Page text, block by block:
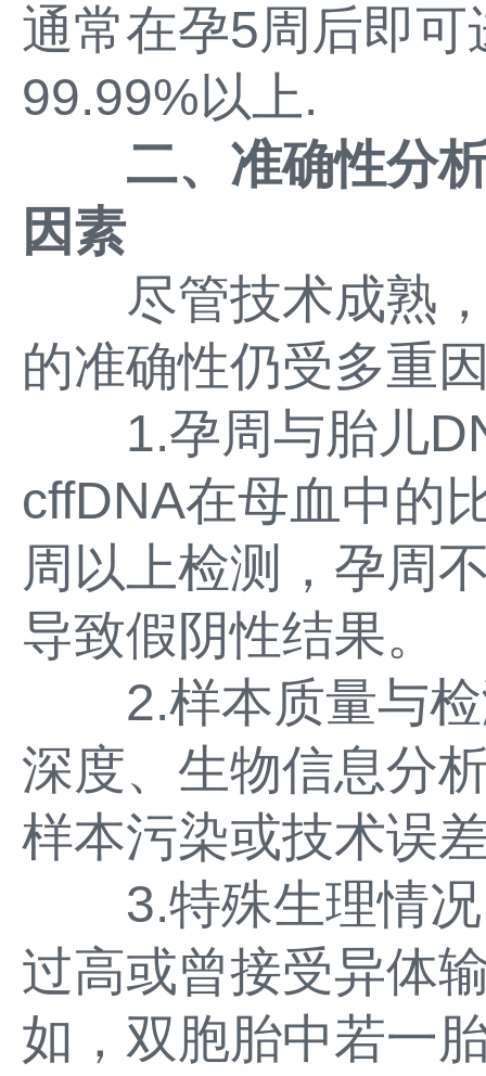
通常在孕5周后即
99.99%以上.
二、准确性分
因素
尽管技术成熟，
的准确性仍受多重
1.孕周与胎儿
cffDNA在母血中的
周以上检测，孕周
导致假阴性结果。
2.样本质量与检
深度、生物信息分
样本污染或技术误
3.特殊生理情况
过高或曾接受异体
如，双胞胎中若一